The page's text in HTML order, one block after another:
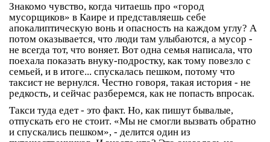
Знакомо чувство, когда читаешь про «город
мусорщиков» в Каире и представляешь себе
апокалиптическую вонь и опасность на каждом углу? А
потом оказывается, что люди там улыбаются, а мусор -
не всегда тот, что воняет. Вот одна семья написала, что
поехала показать внуку-подростку, как тому повезло с
семьей, и в итоге... спускалась пешком, потому что
таксист не вернулся. Честно говоря, такая история - не
редкость, и сейчас разберемся, как не попасть впросак.
Такси туда едет - это факт. Но, как пишут бывалые,
отпускать его не стоит. «Мы не смогли вызвать обратно
и спускались пешком», - делится один из